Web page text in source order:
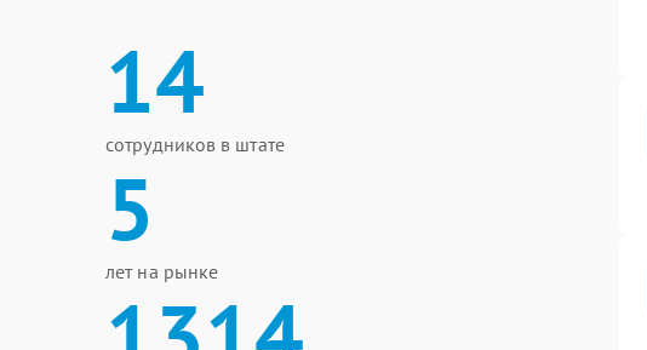
14
сотрудников в штате
5
лет на рынке